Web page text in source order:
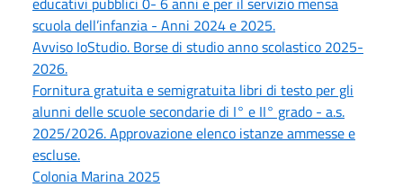
scuola dell’infanzia - Anni 2024 e 2025.
Avviso IoStudio. Borse di studio anno scolastico 2025-
2026.
Fornitura gratuita e semigratuita libri di testo per gli
alunni delle scuole secondarie di I° e II° grado - a.s.
2025/2026. Approvazione elenco istanze ammesse e
escluse.
Colonia Marina 2025